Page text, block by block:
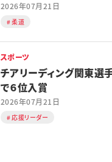
2026年07月21日
柔道
スポーツ
チアリーディング関東選
で６位入賞
2026年07月21日
応援リーダー